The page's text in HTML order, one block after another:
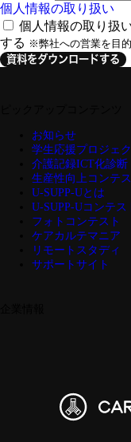
個人情報の取り扱い
個人情報の取り扱
する ※弊社への営業を目
資料をダウンロードする
お知らせ
学生応援プロジェ
介護記録ICT化診断
生産性向上コンテ
U-SUPP-Uとは
U-SUPP-Uコンテス
フォトコンテスト
ケアカルテマニア
リモートスタディ
サポートサイト